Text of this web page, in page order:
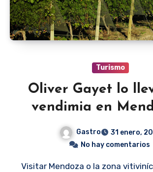
Turismo
Oliver Gayet lo
vendimia en
Gastro
31 enero,
No hay comentarios
Visitar Mendoza o la zona vitivinícola de Chile,